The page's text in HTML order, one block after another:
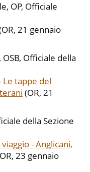
OP, Officiale
21 gennaio
Officiale della
tappe del
(OR, 21
della Sezione
- Anglicani,
23 gennaio